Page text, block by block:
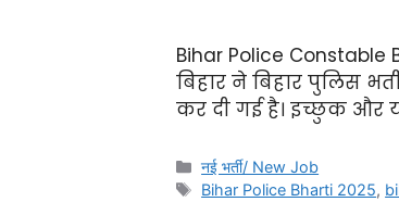
Bihar Police Constable
बिहार ने बिहार पुलिस
कर दी गई है। इच्छुक और
नई भर्ती/ New Job
Bihar Police Bharti 2025,